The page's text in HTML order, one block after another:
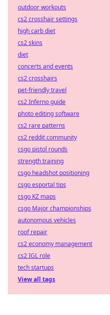
outdoor workouts
cs2 crosshair settings
high carb diet
cs2 skins
diet
concerts and events
cs2 crosshairs
pet-friendly travel
cs2 Inferno guide
photo editing software
cs2 rare patterns
cs2 reddit community
csgo pistol rounds
strength training
csgo headshot positioning
csgo esportal tips
csgo KZ maps
csgo Major championships
autonomous vehicles
roof repair
cs2 economy management
cs2 IGL role
tech startups
View all tags